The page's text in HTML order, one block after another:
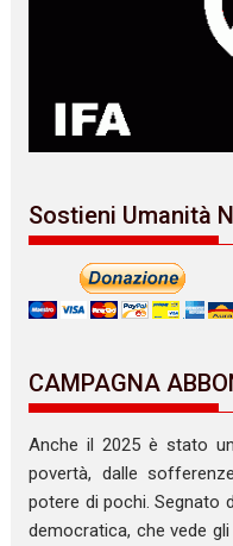
Sostieni Umanità
CAMPAGNA
Anche il 2025 è stato
povertà, dalle
potere di pochi. Segnato
democratica, che vede